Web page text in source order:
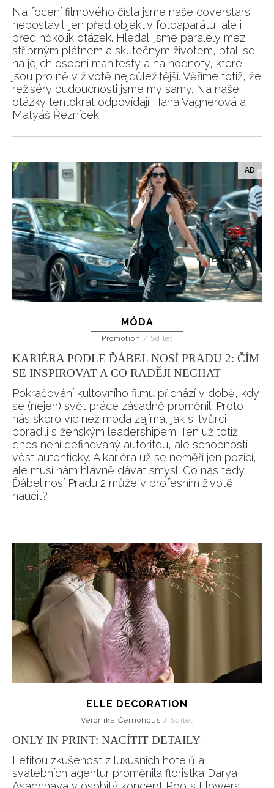
Na focení filmového čísla jsme naše coverstars
nepostavili jen před objektiv fotoaparátu, ale i
před několik otázek. Hledali jsme paralely mezi
stříbrným plátnem a skutečným životem, ptali se
na jejich osobní manifesty a na hodnoty, které
jsou pro ně v životě nejdůležitější. Věříme totiž, že
režiséry budoucnosti jsme my samy. Na naše
otázky tentokrát odpovídají Hana Vagnerová a
Matyáš Řezníček.
MÓDA
Promotion / Sdílet
KARIÉRA PODLE ĎÁBEL NOSÍ PRADU 2: ČÍM
SE INSPIROVAT A CO RADĚJI NECHAT
Pokračování kultovního filmu přichází v době, kdy
se (nejen) svět práce zásadně proměnil. Proto
nás skoro víc než móda zajímá, jak si tvůrci
poradili s ženským leadershipem. Ten už totiž
dnes není definovaný autoritou, ale schopností
vést autenticky. A kariéra už se neměří jen pozicí,
ale musí nám hlavně dávat smysl. Co nás tedy
Ďábel nosí Pradu 2 může v profesním životě
naučit?
ELLE DECORATION
Veronika Černohous / Sdílet
ONLY IN PRINT: NACÍTIT DETAILY
Letitou zkušenost z luxusních hotelů a
svatebních agentur proměnila floristka Darya